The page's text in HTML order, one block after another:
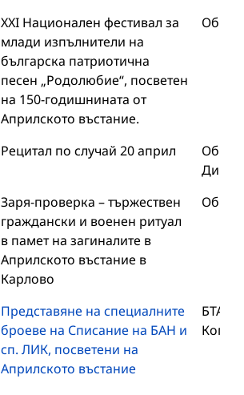
XXI Национален фестивал за
млади изпълнители на
българска патриотична
песен „Родолюбие“, посветен
на 150-годишнината от
Априлското въстание.
Рецитал по случай 20 април
Заря-проверка – тържествен
граждански и военен ритуал
в памет на загиналите в
Априлското въстание в
Карлово
Представяне на специалните
броеве на Списание на БАН и
сп. ЛИК, посветени на
Априлското въстание
БТА,